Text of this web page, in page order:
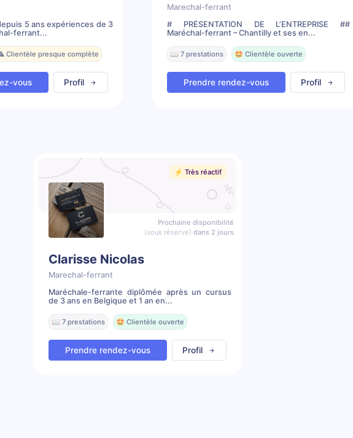
5 ans expériences de 3
ferrant...
Clientèle presque complète
vous Profil
Marechal-ferrant
# PRÉSENTATION DE L’ENTREPRISE ##
Maréchal-ferrant – Chantilly et ses en...
📖 7 prestations 🤩 Clientèle ouverte
Prendre rendez-vous Profil
⚡️ Très réactif
Prochaine disponibilité
(sous réserve) dans 2 jours
Clarisse Nicolas
Marechal-ferrant
Maréchale-ferrante diplômée après un cursus
de 3 ans en Belgique et 1 an en...
📖 7 prestations 🤩 Clientèle ouverte
Prendre rendez-vous Profil